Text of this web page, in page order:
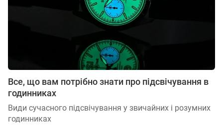
Все, що вам потрібно знати про підсвічування в
годинниках
Види сучасного підсвічування у звичайних і розумних
годинниках